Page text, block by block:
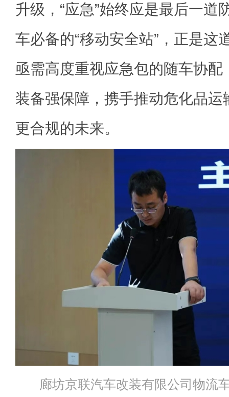
升级，“应急”始终应是最后一道
车必备的“移动安全站”，正是这
亟需高度重视应急包的随车协
装备强保障，携手推动危化品
更合规的未来。
廊坊京联汽车改装有限公司物流